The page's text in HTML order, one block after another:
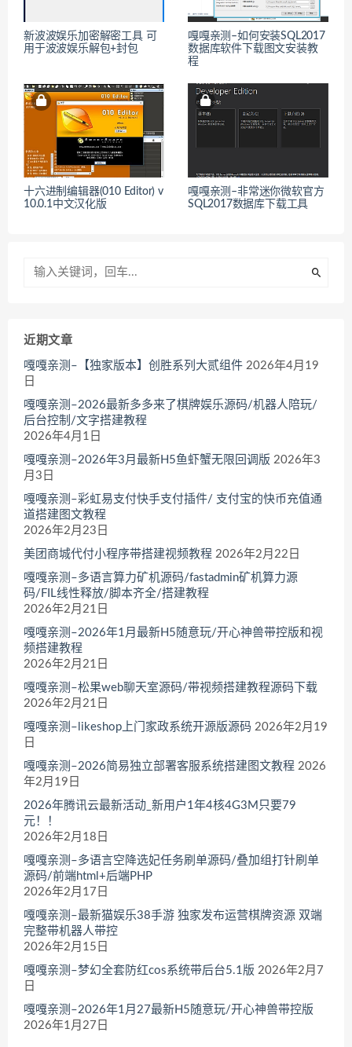
新波波娱乐加密解密工具 可
用于波波娱乐解包+封包
嘎嘎亲测–如何安装SQL2017
数据库软件下载图文安装教
程
十六进制编辑器(010 Editor) v
10.0.1中文汉化版
嘎嘎亲测–非常迷你微软官方
SQL2017数据库下载工具
近期文章
嘎嘎亲测–【独家版本】创胜系列大贰组件 2026年4月19
日
嘎嘎亲测–2026最新多多来了棋牌娱乐源码/机器人陪玩/
后台控制/文字搭建教程
2026年4月1日
嘎嘎亲测–2026年3月最新H5鱼虾蟹无限回调版 2026年3
月3日
嘎嘎亲测–彩虹易支付快手支付插件/ 支付宝的快币充值通
道搭建图文教程
2026年2月23日
美团商城代付小程序带搭建视频教程 2026年2月22日
嘎嘎亲测–多语言算力矿机源码/fastadmin矿机算力源
码/FIL线性释放/脚本齐全/搭建教程
2026年2月21日
嘎嘎亲测–2026年1月最新H5随意玩/开心神兽带控版和视
频搭建教程
2026年2月21日
嘎嘎亲测–松果web聊天室源码/带视频搭建教程源码下载
2026年2月21日
嘎嘎亲测–likeshop上门家政系统开源版源码 2026年2月19
日
嘎嘎亲测–2026简易独立部署客服系统搭建图文教程 2026
年2月19日
2026年腾讯云最新活动_新用户1年4核4G3M只要79
元！！
2026年2月18日
嘎嘎亲测–多语言空降选妃任务刷单源码/叠加组打针刷单
源码/前端html+后端PHP
2026年2月17日
嘎嘎亲测–最新猫娱乐38手游 独家发布运营棋牌资源 双端
完整带机器人带控
2026年2月15日
嘎嘎亲测–梦幻全套防红cos系统带后台5.1版 2026年2月7
日
嘎嘎亲测–2026年1月27最新H5随意玩/开心神兽带控版
2026年1月27日